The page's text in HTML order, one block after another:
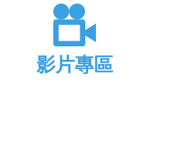
影片專區